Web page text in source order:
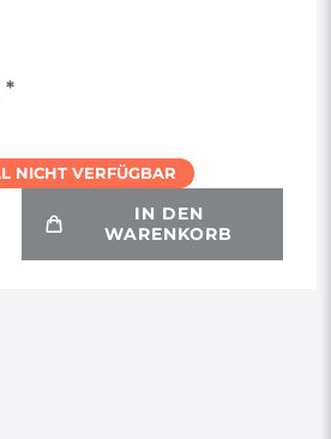
*
NICHT VERFÜGBAR
IN DEN
WARENKORB